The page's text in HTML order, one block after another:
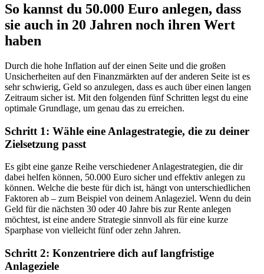
So kannst du 50.000 Euro anlegen, dass
sie auch in 20 Jahren noch ihren Wert
haben
Durch die hohe Inflation auf der einen Seite und die großen
Unsicherheiten auf den Finanzmärkten auf der anderen Seite ist es
sehr schwierig, Geld so anzulegen, dass es auch über einen langen
Zeitraum sicher ist. Mit den folgenden fünf Schritten legst du eine
optimale Grundlage, um genau das zu erreichen.
Schritt 1: Wähle eine Anlagestrategie, die zu deiner
Zielsetzung passt
Es gibt eine ganze Reihe verschiedener Anlagestrategien, die dir
dabei helfen können, 50.000 Euro sicher und effektiv anlegen zu
können. Welche die beste für dich ist, hängt von unterschiedlichen
Faktoren ab – zum Beispiel von deinem Anlageziel. Wenn du dein
Geld für die nächsten 30 oder 40 Jahre bis zur Rente anlegen
möchtest, ist eine andere Strategie sinnvoll als für eine kurze
Sparphase von vielleicht fünf oder zehn Jahren.
Schritt 2: Konzentriere dich auf langfristige
Anlageziele